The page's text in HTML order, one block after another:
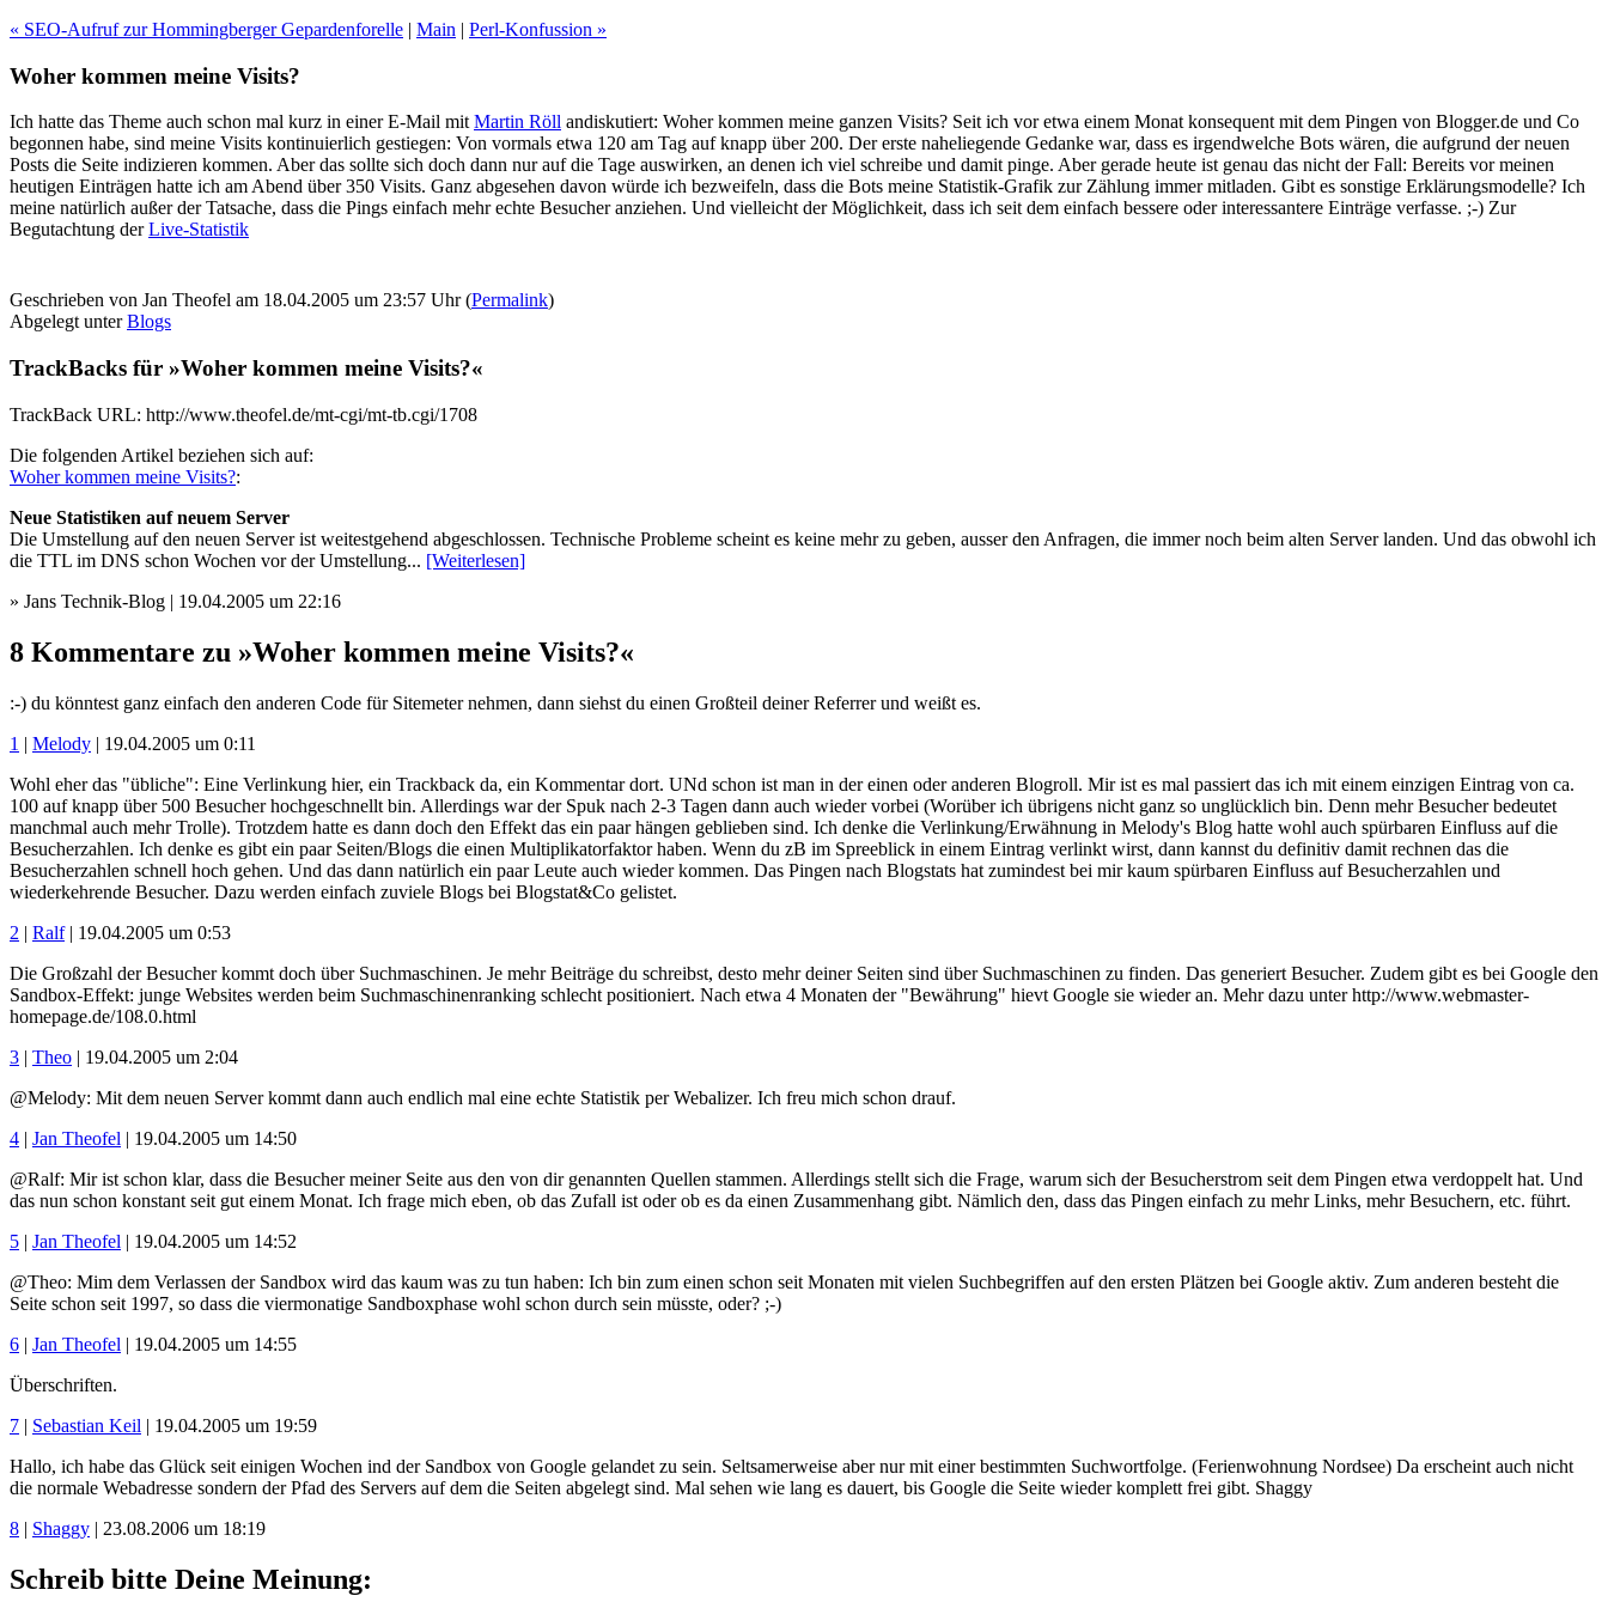
« SEO-Aufruf zur Hommingberger Gepardenforelle | Main | Perl-Konfussion »
Woher kommen meine Visits?
Ich hatte das Theme auch schon mal kurz in einer E-Mail mitMartin Röll andiskutiert: Woher kommen meine ganzen Visits? Seit ich vor etwa einem Monat konsequent mit dem Pingen von Blogger.de und Co
begonnen habe, sind meine Visits kontinuierlich gestiegen: Von vormals etwa 120 am Tag auf knapp über 200. Der erste naheliegende Gedanke war, dass es irgendwelche Bots wären, die aufgrund der neuen
Posts die Seite indizieren kommen. Aber das sollte sich doch dann nur auf die Tage auswirken, an denen ich viel schreibe und damit pinge. Aber gerade heute ist genau das nicht der Fall: Bereits vor meinen
heutigen Einträgen hatte ich am Abend über 350 Visits. Ganz abgesehen davon würde ich bezweifeln, dass die Bots meine Statistik-Grafik zur Zählung immer mitladen. Gibt es sonstige Erklärungsmodelle? Ich
meine natürlich außer der Tatsache, dass die Pings einfach mehr echte Besucher anziehen. Und vielleicht der Möglichkeit, dass ich seit dem einfach bessere oder interessantere Einträge verfasse. ;-) Zur
Begutachtung derLive-Statistik
Geschrieben von Jan Theofel am 18.04.2005 um 23:57 Uhr (Permalink)
Abgelegt unterBlogs
TrackBacks für »Woher kommen meine Visits?«
TrackBack URL: http://www.theofel.de/mt-cgi/mt-tb.cgi/1708
Die folgenden Artikel beziehen sich auf:
Woher kommen meine Visits?:
Neue Statistiken auf neuem Server
Die Umstellung auf den neuen Server ist weitestgehend abgeschlossen. Technische Probleme scheint es keine mehr zu geben, ausser den Anfragen, die immer noch beim alten Server landen. Und das obwohl ich
die TTL im DNS schon Wochen vor der Umstellung... [Weiterlesen]
» Jans Technik-Blog | 19.04.2005 um 22:16
8 Kommentare zu »Woher kommen meine Visits?«
:-) du könntest ganz einfach den anderen Code für Sitemeter nehmen, dann siehst du einen Großteil deiner Referrer und weißt es.
1 | Melody | 19.04.2005 um 0:11
Wohl eher das "übliche": Eine Verlinkung hier, ein Trackback da, ein Kommentar dort. UNd schon ist man in der einen oder anderen Blogroll. Mir ist es mal passiert das ich mit einem einzigen Eintrag von ca.
100 auf knapp über 500 Besucher hochgeschnellt bin. Allerdings war der Spuk nach 2-3 Tagen dann auch wieder vorbei (Worüber ich übrigens nicht ganz so unglücklich bin. Denn mehr Besucher bedeutet
manchmal auch mehr Trolle). Trotzdem hatte es dann doch den Effekt das ein paar hängen geblieben sind. Ich denke die Verlinkung/Erwähnung in Melody's Blog hatte wohl auch spürbaren Einfluss auf die
Besucherzahlen. Ich denke es gibt ein paar Seiten/Blogs die einen Multiplikatorfaktor haben. Wenn du zB im Spreeblick in einem Eintrag verlinkt wirst, dann kannst du definitiv damit rechnen das die
Besucherzahlen schnell hoch gehen. Und das dann natürlich ein paar Leute auch wieder kommen. Das Pingen nach Blogstats hat zumindest bei mir kaum spürbaren Einfluss auf Besucherzahlen und
wiederkehrende Besucher. Dazu werden einfach zuviele Blogs bei Blogstat&Co gelistet.
2 | Ralf| 19.04.2005 um 0:53
Die Großzahl der Besucher kommt doch über Suchmaschinen. Je mehr Beiträge du schreibst, desto mehr deiner Seiten sind über Suchmaschinen zu finden. Das generiert Besucher. Zudem gibt es bei Google den
Sandbox-Effekt: junge Websites werden beim Suchmaschinenranking schlecht positioniert. Nach etwa 4 Monaten der "Bewährung" hievt Google sie wieder an. Mehr dazu unter http://www.webmaster-
homepage.de/108.0.html
3 | Theo | 19.04.2005 um 2:04
@Melody: Mit dem neuen Server kommt dann auch endlich mal eine echte Statistik per Webalizer. Ich freu mich schon drauf.
4 | Jan Theofel | 19.04.2005 um 14:50
@Ralf: Mir ist schon klar, dass die Besucher meiner Seite aus den von dir genannten Quellen stammen. Allerdings stellt sich die Frage, warum sich der Besucherstrom seit dem Pingen etwa verdoppelt hat. Und
das nun schon konstant seit gut einem Monat. Ich frage mich eben, ob das Zufall ist oder ob es da einen Zusammenhang gibt. Nämlich den, dass das Pingen einfach zu mehr Links, mehr Besuchern, etc. führt.
5 | Jan Theofel | 19.04.2005 um 14:52
@Theo: Mim dem Verlassen der Sandbox wird das kaum was zu tun haben: Ich bin zum einen schon seit Monaten mit vielen Suchbegriffen auf den ersten Plätzen bei Google aktiv. Zum anderen besteht die
Seite schon seit 1997, so dass die viermonatige Sandboxphase wohl schon durch sein müsste, oder? ;-)
6 | Jan Theofel | 19.04.2005 um 14:55
Überschriften.
7 | Sebastian Keil | 19.04.2005 um 19:59
Hallo, ich habe das Glück seit einigen Wochen ind der Sandbox von Google gelandet zu sein. Seltsamerweise aber nur mit einer bestimmten Suchwortfolge. (Ferienwohnung Nordsee) Da erscheint auch nicht
die normale Webadresse sondern der Pfad des Servers auf dem die Seiten abgelegt sind. Mal sehen wie lang es dauert, bis Google die Seite wieder komplett frei gibt. Shaggy
8 | Shaggy | 23.08.2006 um 18:19
Schreib bitte Deine Meinung: